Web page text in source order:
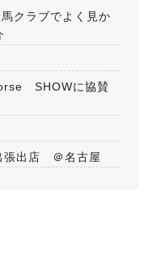
クラブでよく見か
SHOWに協賛
張出店 ＠名古屋